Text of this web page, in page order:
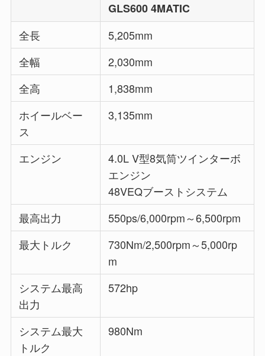
GLS600 4MATIC
全長
5,205mm
全幅
2,030mm
全高
1,838mm
ホイールベー
ス
3,135mm
エンジン
4.0L V型8気筒ツインターボ
エンジン
48VEQブーストシステム
最高出力
550ps/6,000rpm～6,500rpm
最大トルク
730Nm/2,500rpm～5,000rp
m
システム最高
出力
572hp
システム最大
トルク
980Nm